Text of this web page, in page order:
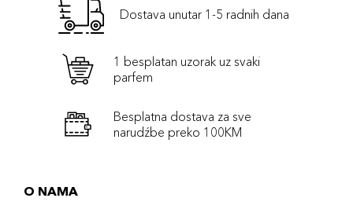
Dostava unutar 1-5 radnih dana
1 besplatan uzorak uz svaki
parfem
Besplatna dostava za sve
narudźbe preko 100KM
O NAMA